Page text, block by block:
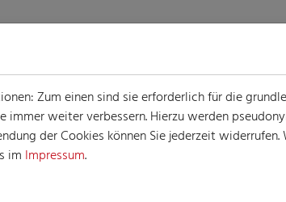
Zum einen sind sie erforderlich für die
weiter verbessern. Hierzu werden
der Cookies können Sie jederzeit
im Impressum.